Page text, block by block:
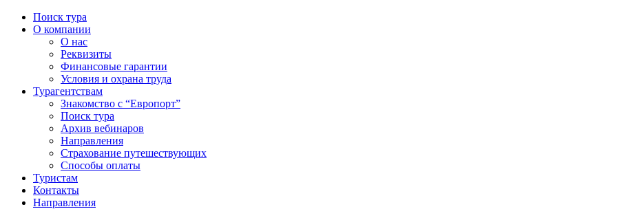
Поиск тура
О компании
О нас
Реквизиты
Финансовые гарантии
Условия и охрана труда
Турагентствам
Знакомство с “Европорт”
Поиск тура
Архив вебинаров
Направления
Страхование путешествующих
Способы оплаты
Туристам
Контакты
Направления